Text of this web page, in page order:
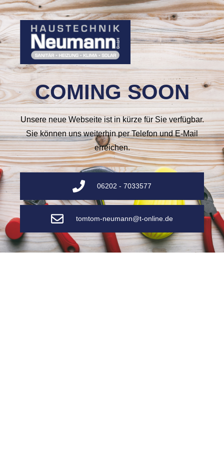
COMING SOON
Unsere neue Webseite ist in kürze für Sie verfügbar.
Sie können uns weiterhin per Telefon und E-Mail
erreichen.
06202 - 7033577
tomtom-neumann@t-online.de